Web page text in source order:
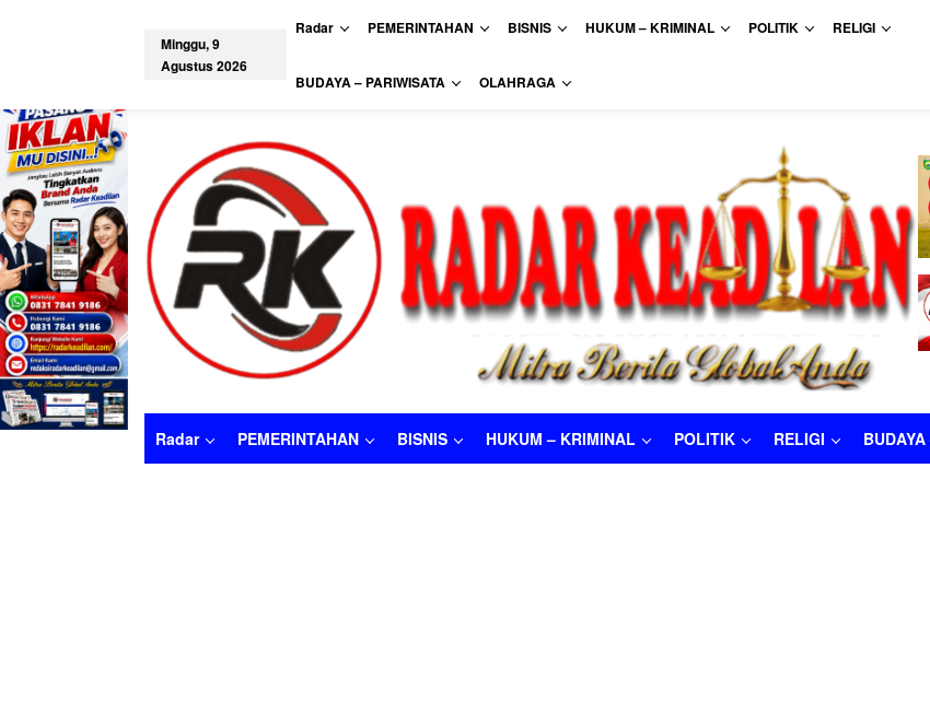
i
k
k
n
t
e
n
Minggu, 9
Agustus 2026
Radar PEMERINTAHAN BISNIS HUKUM – KRIMINAL POLITIK RELIGI
BUDAYA – PARIWISATA OLAHRAGA
Radar PEMERINTAHAN BISNIS HUKUM – KRIMINAL POLITIK RELIGI